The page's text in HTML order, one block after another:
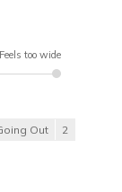
Feels too wide
Out 2